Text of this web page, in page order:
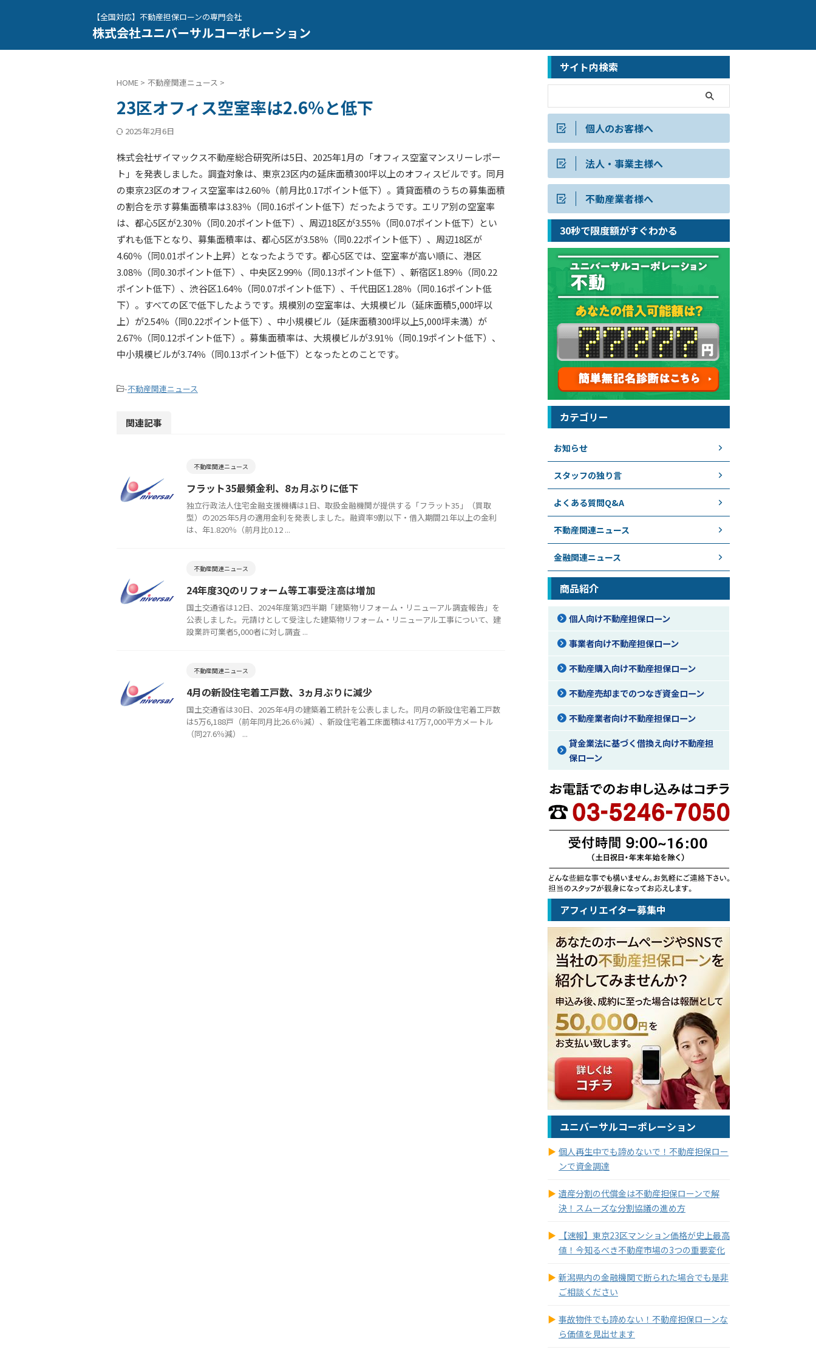
【全国対応】不動産担保ローンの専門会社
株式会社ユニバーサルコーポレーション
HOME > 不動産関連ニュース >
23区オフィス空室率は2.6％と低下
2025年2月6日
株式会社ザイマックス不動産総合研究所は5日、2025年1月の「オフィス空室マンスリーレポー
ト」を発表しました。調査対象は、東京23区内の延床面積300坪以上のオフィスビルです。同月
の東京23区のオフィス空室率は2.60％（前月比0.17ポイント低下）。賃貸面積のうちの募集面積
の割合を示す募集面積率は3.83％（同0.16ポイント低下）だったようです。エリア別の空室率
は、都心5区が2.30％（同0.20ポイント低下）、周辺18区が3.55％（同0.07ポイント低下）とい
ずれも低下となり、募集面積率は、都心5区が3.58％（同0.22ポイント低下）、周辺18区が
4.60％（同0.01ポイント上昇）となったようです。都心5区では、空室率が高い順に、港区
3.08％（同0.30ポイント低下）、中央区2.99％（同0.13ポイント低下）、新宿区1.89％（同0.22
ポイント低下）、渋谷区1.64％（同0.07ポイント低下）、千代田区1.28％（同0.16ポイント低
下）。すべての区で低下したようです。規模別の空室率は、大規模ビル（延床面積5,000坪以
上）が2.54％（同0.22ポイント低下）、中小規模ビル（延床面積300坪以上5,000坪未満）が
2.67％（同0.12ポイント低下）。募集面積率は、大規模ビルが3.91％（同0.19ポイント低下）、
中小規模ビルが3.74％（同0.13ポイント低下）となったとのことです。
-不動産関連ニュース
関連記事
不動産関連ニュース
フラット35最頻金利、8ヵ月ぶりに低下
独立行政法人住宅金融支援機構は1日、取扱金融機関が提供する「フラット35」（買取
型）の2025年5月の適用金利を発表しました。融資率9割以下・借入期間21年以上の金利
は、年1.820％（前月比0.12 ...
不動産関連ニュース
24年度3Qのリフォーム等工事受注高は増加
国土交通省は12日、2024年度第3四半期「建築物リフォーム・リニューアル調査報告」を
公表しました。元請けとして受注した建築物リフォーム・リニューアル工事について、建
設業許可業者5,000者に対し調査 ...
不動産関連ニュース
4月の新設住宅着工戸数、3ヵ月ぶりに減少
国土交通省は30日、2025年4月の建築着工統計を公表しました。同月の新設住宅着工戸数
は5万6,188戸（前年同月比26.6％減）、新設住宅着工床面積は417万7,000平方メートル
（同27.6％減） ...
サイト内検索
個人のお客様へ
法人・事業主様へ
不動産業者様へ
30秒で限度額がすぐわかる
カテゴリー
お知らせ
スタッフの独り言
よくある質問Q&A
不動産関連ニュース
金融関連ニュース
商品紹介
個人向け不動産担保ローン
事業者向け不動産担保ローン
不動産購入向け不動産担保ローン
不動産売却までのつなぎ資金ローン
不動産業者向け不動産担保ローン
貸金業法に基づく借換え向け不動産担
保ローン
アフィリエイター募集中
ユニバーサルコーポレーション
個人再生中でも諦めないで！不動産担保ロー
ンで資金調達
遺産分割の代償金は不動産担保ローンで解
決！スムーズな分割協議の進め方
【速報】東京23区マンション価格が史上最高
値！今知るべき不動産市場の3つの重要変化
新潟県内の金融機関で断られた場合でも是非
ご相談ください
事故物件でも諦めない！不動産担保ローンな
ら価値を見出せます